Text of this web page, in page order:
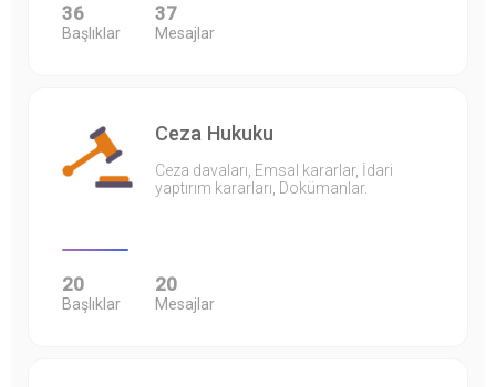
36
Başlıklar
37
Mesajlar
Ceza Hukuku
Ceza davaları, Emsal kararlar, İdari
yaptırım kararları, Dokümanlar.
20
Başlıklar
20
Mesajlar